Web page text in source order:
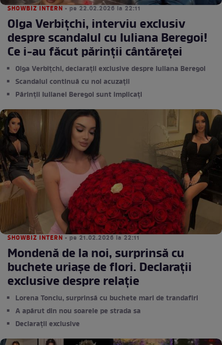
SHOWBIZ INTERN • pe 22.02.2026 la 22:11
Olga Verbițchi, interviu exclusiv
despre scandalul cu Iuliana Beregoi!
Ce i-au făcut părinţii cântăreţei
Olga Verbițchi, declarații exclusive despre Iuliana Beregoi
Scandalul continuă cu noi acuzații
Părinții Iulianei Beregoi sunt implicați
SHOWBIZ INTERN • pe 21.02.2026 la 22:11
Mondenă de la noi, surprinsă cu
buchete uriașe de flori. Declarații
exclusive despre relație
Lorena Tonciu, surprinsă cu buchete mari de trandafiri
A apărut din nou soarele pe strada sa
Declarații exclusive